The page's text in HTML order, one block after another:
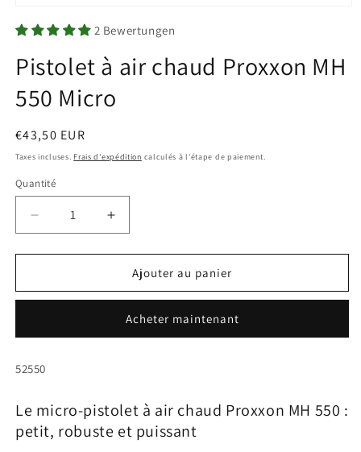
le
média
dans
une
modale
2 Bewertungen
Pistolet à air chaud Proxxon MH
550 Micro
Prix
habituel
€43,50 EUR
Taxes incluses. Frais d'expédition calculés à l'étape de paiement.
Quantité
Quantité
Réduire
la
quantité
Pistolet
chaud
MH
Micro
Augmenter
la
quantité
Pistolet
chaud
Micro
Ajouter au panier
Acheter maintenant
SKU:
52550
Le micro-pistolet à air chaud Proxxon MH 550 :
petit, robuste et puissant